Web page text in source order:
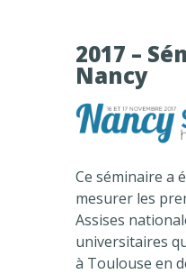
2017 –
Nancy
Ce séminaire a
mesurer les
Assises
universitaires
à Toulouse en